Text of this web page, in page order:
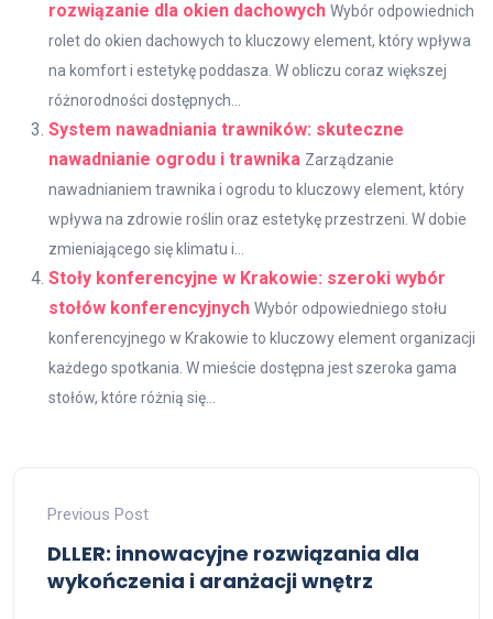
rozwiązanie dla okien dachowych Wybór odpowiednich
rolet do okien dachowych to kluczowy element, który wpływa
na komfort i estetykę poddasza. W obliczu coraz większej
różnorodności dostępnych...
System nawadniania trawników: skuteczne
nawadnianie ogrodu i trawnika Zarządzanie
nawadnianiem trawnika i ogrodu to kluczowy element, który
wpływa na zdrowie roślin oraz estetykę przestrzeni. W dobie
zmieniającego się klimatu i...
Stoły konferencyjne w Krakowie: szeroki wybór
stołów konferencyjnych Wybór odpowiedniego stołu
konferencyjnego w Krakowie to kluczowy element organizacji
każdego spotkania. W mieście dostępna jest szeroka gama
stołów, które różnią się...
Previous Post
DLLER: innowacyjne rozwiązania dla
wykończenia i aranżacji wnętrz